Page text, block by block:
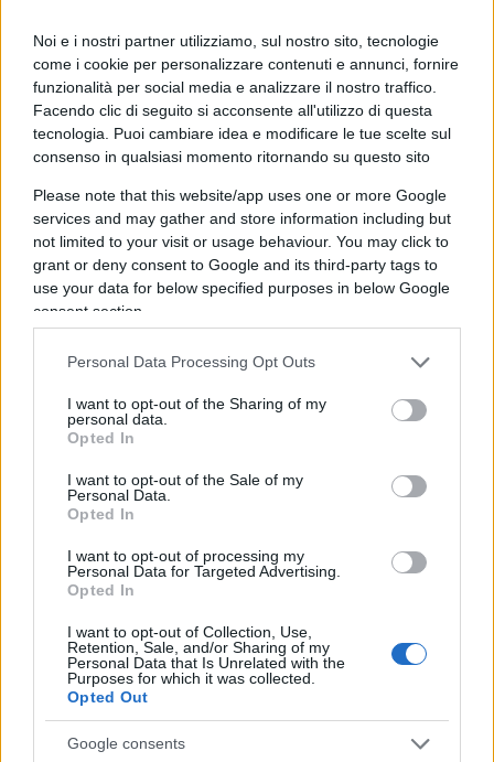
Noi e i nostri partner utilizziamo, sul nostro sito, tecnologie
come i cookie per personalizzare contenuti e annunci, fornire
funzionalità per social media e analizzare il nostro traffico.
Facendo clic di seguito si acconsente all'utilizzo di questa
tecnologia. Puoi cambiare idea e modificare le tue scelte sul
consenso in qualsiasi momento ritornando su questo sito
Please note that this website/app uses one or more Google
services and may gather and store information including but
not limited to your visit or usage behaviour. You may click to
grant or deny consent to Google and its third-party tags to
use your data for below specified purposes in below Google
consent section.
Personal Data Processing Opt Outs
I want to opt-out of the Sharing of my
personal data.
Opted In
I want to opt-out of the Sale of my
Personal Data.
Opted In
I want to opt-out of processing my
Personal Data for Targeted Advertising.
Opted In
I want to opt-out of Collection, Use,
Retention, Sale, and/or Sharing of my
Personal Data that Is Unrelated with the
Purposes for which it was collected.
Opted Out
Google consents
Perciò non ho nessuna nostalgia verso Grillo,
quello rompeva i computer e poi grazie a
Casaleggio ha creato un movimento fondato sui
computer. Certo fu una una grande intuizione
politica, visto che ha preso il 25%.Il punto è un
altro: quello che sta succedendo nei media e nei
dibattiti è lo sdoganamento delcontismo. Il
Movimento non è più quello di Grillo che non
stava né a destra né a sinistra, oggi il M5S si allea
col Pd, è un cespuglietto del Pd, quindi le critiche
buono.
Però fate attenzione. La verità di tutta questa
hanno “ucciso” il padre per un motivo molto
semplice: perché non vogliono avere più il limite
dei due mandati. Se c’era una cosa chiara che
diceva Grillo, e che io non condividevo, è che lui
non volevala professionalità della politica
Dopo due mentati ritorni a fare il nulla che facevi
prima. In realtà questi dopo che sono entrati nel